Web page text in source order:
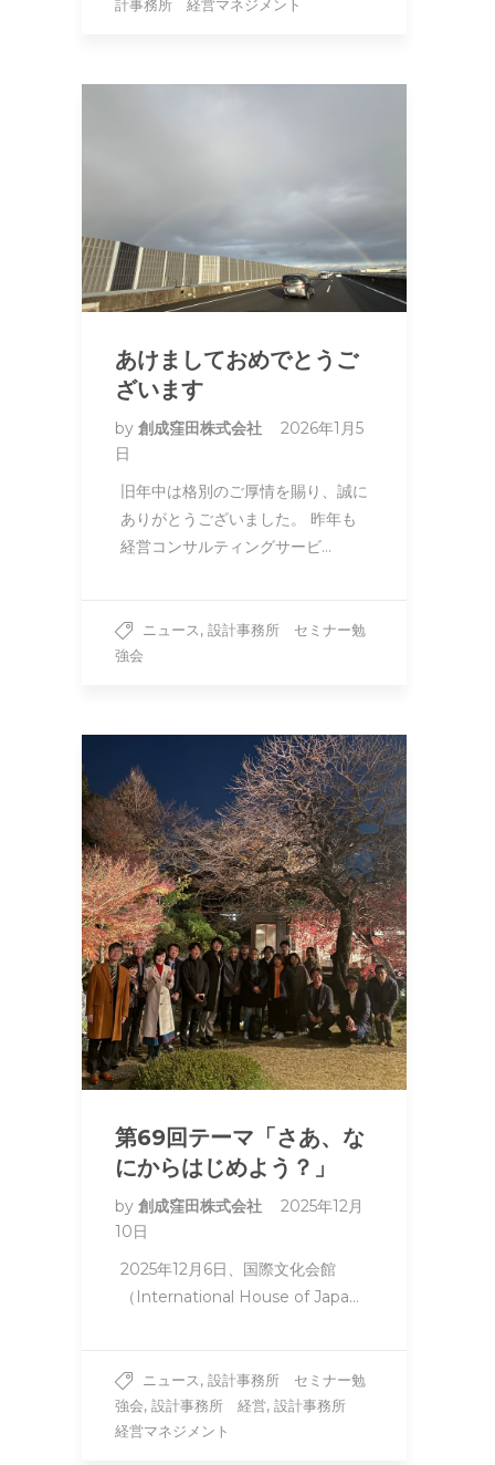
計事務所 経営マネジメント
あけましておめでとうご
ざいます
by 創成窪田株式会社
2026年1月5
日
旧年中は格別のご厚情を賜り、誠に
ありがとうございました。 昨年も
経営コンサルティングサービ…
ニュース, 設計事務所 セミナー勉
強会
第69回テーマ「さあ、な
にからはじめよう？」
by 創成窪田株式会社
2025年12月
10日
2025年12月6日、国際文化会館
（International House of Japa…
ニュース, 設計事務所 セミナー勉
強会, 設計事務所 経営, 設計事務所
経営マネジメント